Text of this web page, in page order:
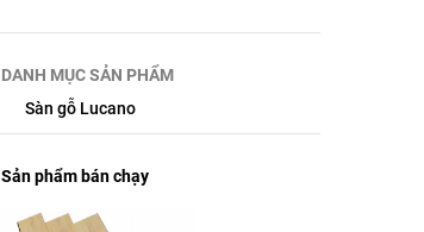
DANH MỤC SẢN PHẨM
Sàn gỗ Lucano
Sản phẩm bán chạy